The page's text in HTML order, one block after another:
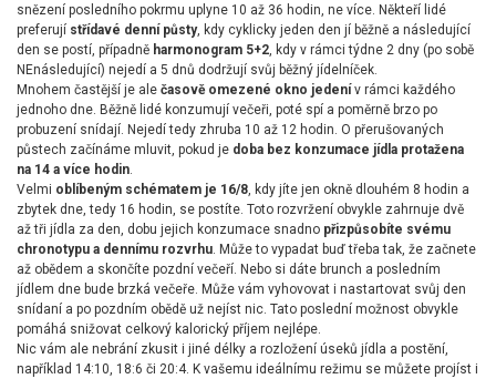
snězení posledního pokrmu uplyne 10 až 36 hodin, ne více. Někteří lidé
preferují střídavé denní půsty, kdy cyklicky jeden den jí běžně a následující
den se postí, případně harmonogram 5+2 , kdy v rámci týdne 2 dny (po sobě
NEnásledující) nejedí a 5 dnů dodržují svůj běžný jídelníček.
Mnohem častější je ale časově omezené okno jedenív rámci každého
jednoho dne. Běžně lidé konzumují večeři, poté spí a poměrně brzo po
probuzení snídají. Nejedí tedy zhruba 10 až 12 hodin. O přerušovaných
půstech začínáme mluvit, pokud je doba bez konzumace jídla protažena
na 14 a více hodin
Velmi oblíbeným schématem je 16/8 , kdy jíte jen okně dlouhém 8 hodin a
zbytek dne, tedy 16 hodin, se postíte. Toto rozvržení obvykle zahrnuje dvě
až tři jídla za den, dobu jejich konzumace snadno přizpůsobíte svému
chronotypu a dennímu rozvrhu . Může to vypadat buď třeba tak, že začnete
až obědem a skončíte pozdní večeří. Nebo si dáte brunch a posledním
jídlem dne bude brzká večeře. Může vám vyhovovat i nastartovat svůj den
snídaní a po pozdním obědě už nejíst nic. Tato poslední možnost obvykle
pomáhá snižovat celkový kalorický příjem nejlépe.
Nic vám ale nebrání zkusit i jiné délky a rozložení úseků jídla a postění,
například 14:10, 18:6 či 20:4. K vašemu ideálnímu režimu se můžete projíst i